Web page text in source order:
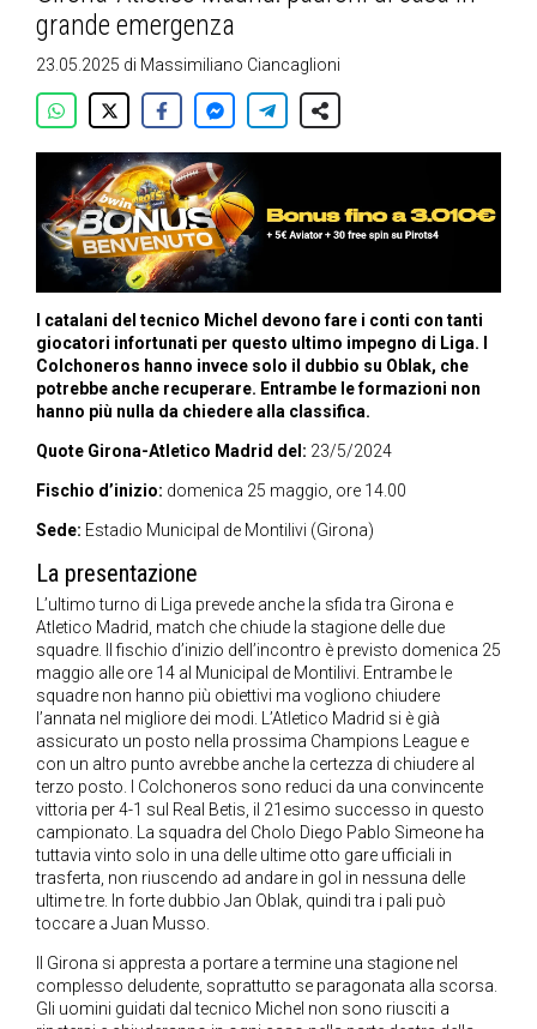
grande emergenza
23.05.2025 di Massimiliano Ciancaglioni
I catalani del tecnico Michel devono fare i conti con tanti
giocatori infortunati per questo ultimo impegno di Liga. I
Colchoneros hanno invece solo il dubbio su Oblak, che
potrebbe anche recuperare. Entrambe le formazioni non
hanno più nulla da chiedere alla classifica.
Quote Girona-Atletico Madrid del: 23/5/2024
Fischio d’inizio: domenica 25 maggio, ore 14.00
Sede: Estadio Municipal de Montilivi (Girona)
La presentazione
L’ultimo turno di Liga prevede anche la sfida tra Girona e
Atletico Madrid, match che chiude la stagione delle due
squadre. Il fischio d’inizio dell’incontro è previsto domenica 25
maggio alle ore 14 al Municipal de Montilivi. Entrambe le
squadre non hanno più obiettivi ma vogliono chiudere
l’annata nel migliore dei modi. L’Atletico Madrid si è già
assicurato un posto nella prossima Champions League e
con un altro punto avrebbe anche la certezza di chiudere al
terzo posto. I Colchoneros sono reduci da una convincente
vittoria per 4-1 sul Real Betis, il 21esimo successo in questo
campionato. La squadra del Cholo Diego Pablo Simeone ha
tuttavia vinto solo in una delle ultime otto gare ufficiali in
trasferta, non riuscendo ad andare in gol in nessuna delle
ultime tre. In forte dubbio Jan Oblak, quindi tra i pali può
toccare a Juan Musso.
Il Girona si appresta a portare a termine una stagione nel
complesso deludente, soprattutto se paragonata alla scorsa.
Gli uomini guidati dal tecnico Michel non sono riusciti a